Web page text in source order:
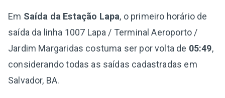
Em Saída da Estação Lapa, o primeiro horário de
saída da linha 1007 Lapa / Terminal Aeroporto /
Jardim Margaridas costuma ser por volta de 05:49,
considerando todas as saídas cadastradas em
Salvador, BA.